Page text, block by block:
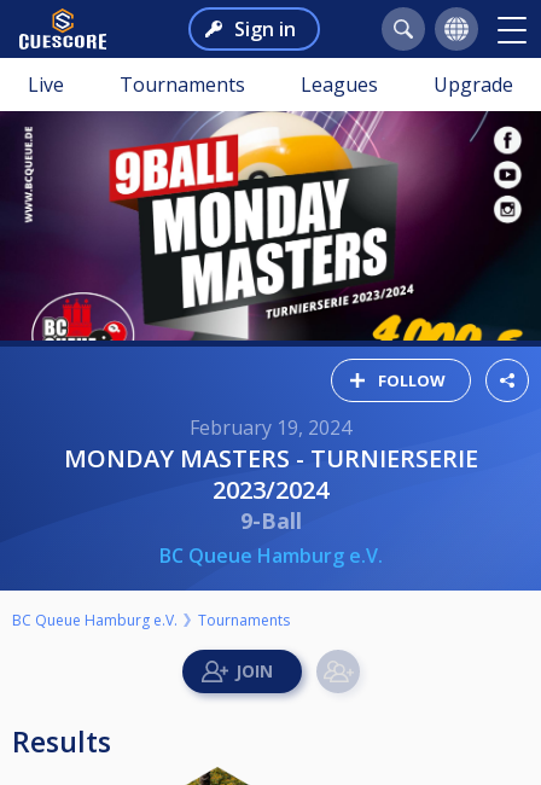
Sign in
Live Tournaments Leagues Upgrade
FOLLOW
February 19, 2024
MONDAY MASTERS - TURNIERSERIE
2023/2024
9-Ball
BC Queue Hamburg e.V.
BC Queue Hamburg e.V. Tournaments
Results